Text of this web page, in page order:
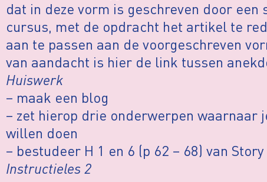
dat in deze vorm is geschreven door een
cursus, met de opdracht het artikel te
aan te passen aan de voorgeschreven
van aandacht is hier de link tussen
Huiswerk
– maak een blog
– zet hierop drie onderwerpen waarnaar
willen doen
– bestudeer H 1 en 6 (p 62 – 68) van
Instructieles 2